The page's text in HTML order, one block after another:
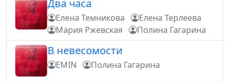
Два часа
Елена Темникова
Елена Терлеева
Мария Ржевская
Полина Гагарина
В невесомости
EMIN Полина Гагарина